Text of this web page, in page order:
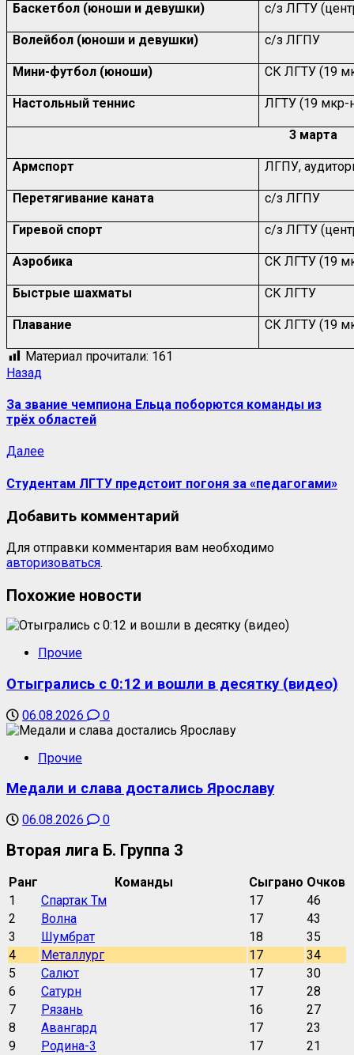
Баскетбол (юноши и девушки) с/з ЛГТУ
Волейбол (юноши и девушки) с/з ЛГПУ
Мини-футбол (юноши) СК ЛГТУ (19
Настольный теннис ЛГТУ (19 мкр-
3 марта
Армспорт ЛГПУ,
Перетягивание каната с/з ЛГПУ
Гиревой спорт с/з ЛГТУ
Аэробика СК ЛГТУ (19
Быстрые шахматы СК ЛГТУ
Плавание СК ЛГТУ (19
Материал прочитали: 161
Навигация
записи
Назад
За звание чемпиона Ельца поборются команды из
трёх областей
ДалееСледующая
Студентам ЛГТУ предстоит погоня за «педагогами»
Добавить комментарий
Для отправки комментария вам необходимо
авторизоваться.
Похожие новости
Прочие
Отыгрались с 0:12 и вошли в десятку (видео)
06.08.2026 0
Прочие
Медали и слава достались Ярославу
06.08.2026 0
Вторая лига Б. Группа 3
Ранг Команды Сыграно Очков
1
Спартак Тм 17
46
2
Волна 17
43
3
Шумбрат 18
35
4
Металлург 17
34
5
Салют 17
30
6
Сатурн 17
28
7
Рязань 16
27
8
Авангард 17
23
9
Родина-3 17
21